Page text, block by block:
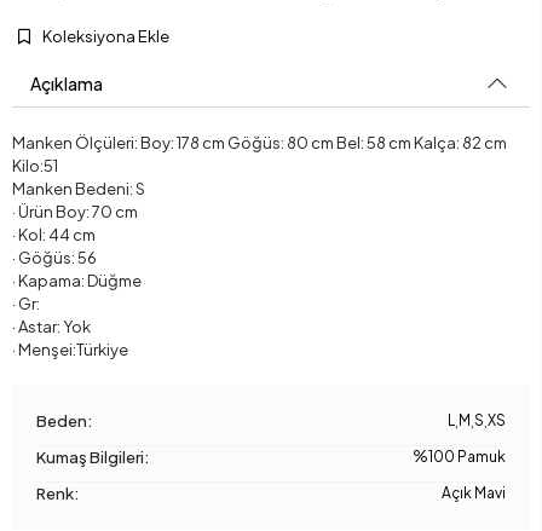
Koleksiyona Ekle
Açıklama
Manken Ölçüleri: Boy: 178 cm Göğüs: 80 cm Bel: 58 cm Kalça: 82 cm
Kilo:51
Manken Bedeni: S
· Ürün Boy: 70 cm
· Kol: 44 cm
· Göğüs: 56
· Kapama: Düğme
· Gr:
· Astar: Yok
· Menşei:Türkiye
Beden: L M S XS
Kumaş Bilgileri: %100 Pamuk
Renk: Açık Mavi